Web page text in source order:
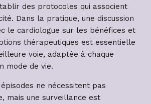
des protocoles qui associent
Dans la pratique, une discussion
le cardiologue sur les bénéfices et
thérapeutiques est essentielle
voie, adaptée à chaque
mode de vie.
ne nécessitent pas
mais une surveillance est